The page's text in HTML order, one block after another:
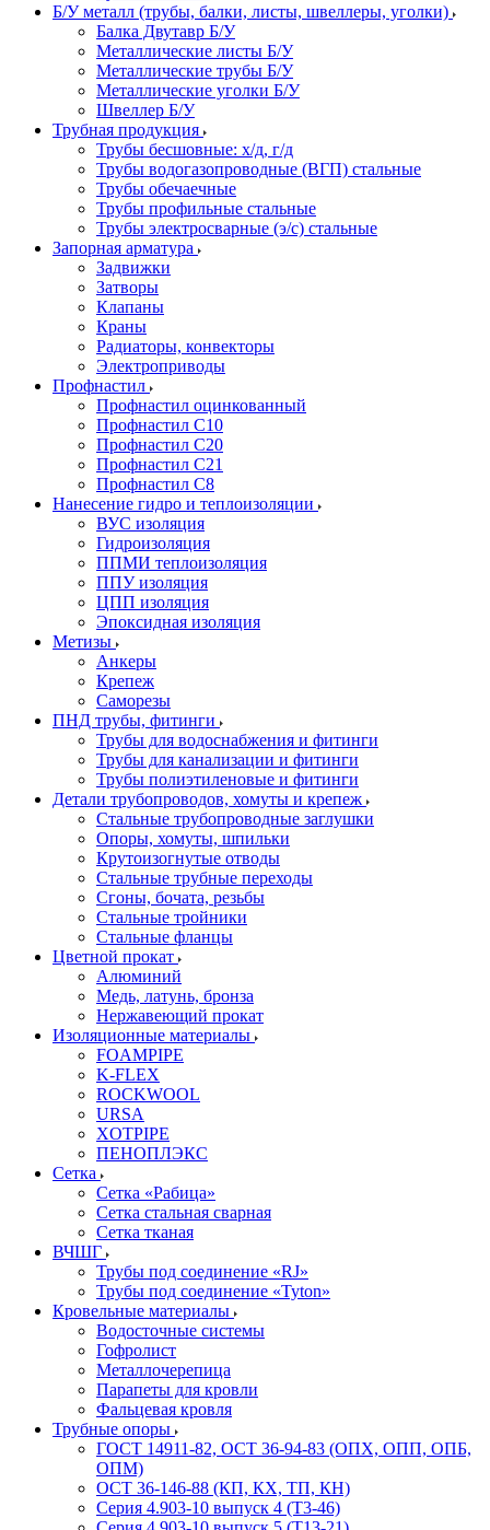
Б/У металл (трубы, балки, листы, швеллеры, уголки)
Балка Двутавр Б/У
Металлические листы Б/У
Металлические трубы Б/У
Металлические уголки Б/У
Швеллер Б/У
Трубная продукция
Трубы бесшовные: х/д, г/д
Трубы водогазопроводные (ВГП) стальные
Трубы обечаечные
Трубы профильные стальные
Трубы электросварные (э/с) стальные
Запорная арматура
Задвижки
Затворы
Клапаны
Краны
Радиаторы, конвекторы
Электроприводы
Профнастил
Профнастил оцинкованный
Профнастил С10
Профнастил С20
Профнастил С21
Профнастил С8
Нанесение гидро и теплоизоляции
ВУС изоляция
Гидроизоляция
ППМИ теплоизоляция
ППУ изоляция
ЦПП изоляция
Эпоксидная изоляция
Метизы
Анкеры
Крепеж
Саморезы
ПНД трубы, фитинги
Трубы для водоснабжения и фитинги
Трубы для канализации и фитинги
Трубы полиэтиленовые и фитинги
Детали трубопроводов, хомуты и крепеж
Стальные трубопроводные заглушки
Опоры, хомуты, шпильки
Крутоизогнутые отводы
Стальные трубные переходы
Сгоны, бочата, резьбы
Стальные тройники
Стальные фланцы
Цветной прокат
Алюминий
Медь, латунь, бронза
Нержавеющий прокат
Изоляционные материалы
FOAMPIPE
K-FLEX
ROCKWOOL
URSA
XOTPIPE
ПЕНОПЛЭКС
Сетка
Сетка «Рабица»
Сетка стальная сварная
Сетка тканая
ВЧШГ
Трубы под соединение «RJ»
Трубы под соединение «Tyton»
Кровельные материалы
Водосточные системы
Гофролист
Металлочерепица
Парапеты для кровли
Фальцевая кровля
Трубные опоры
ГОСТ 14911-82, ОСТ 36-94-83 (ОПХ, ОПП, ОПБ,
ОПМ)
ОСТ 36-146-88 (КП, КХ, ТП, КН)
Серия 4.903-10 выпуск 4 (Т3-46)